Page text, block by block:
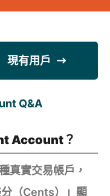
現有用戶
Q&A
Account？
真實交易帳戶，
（Cents）」顯